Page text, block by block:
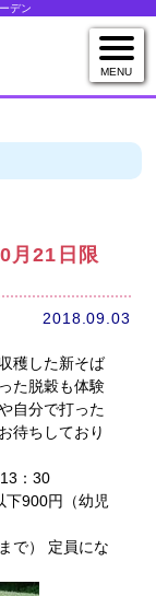
デン
MENU
月21日限
2018.09.03
穫した新そば
た脱穀も体験
自分で打った
待ちしており
：30
900円（幼児
で） 定員にな